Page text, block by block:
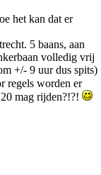
het kan dat er
5 baans, aan
volledig vrij
+/- 9 uur dus spits)
regels worden er
mag rijden?!?!